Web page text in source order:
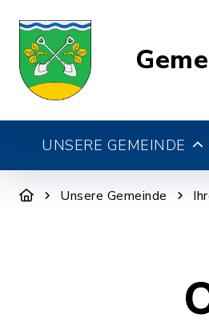
UNSERE GEMEINDE
Unsere Gemeinde